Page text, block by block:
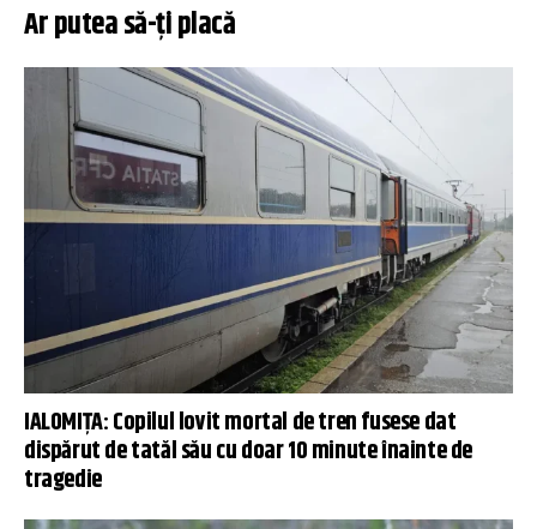
Ar putea să-ți placă
IALOMIŢA: Copilul lovit mortal de tren fusese dat
dispărut de tatăl său cu doar 10 minute înainte de
tragedie